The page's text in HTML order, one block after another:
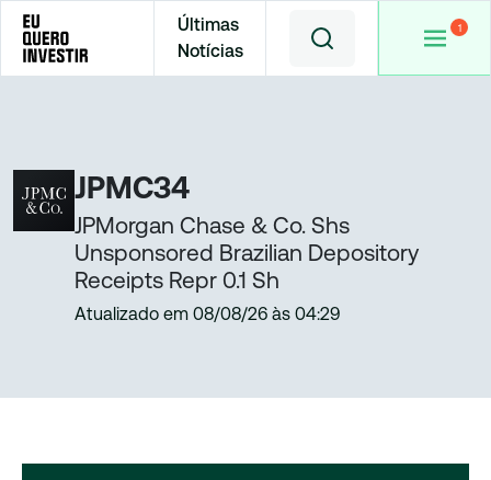
Últimas
Notícias
Home Cotações
JPMC34
JPMorgan Chase & Co. Shs
Unsponsored Brazilian Depository
Receipts Repr 0.1 Sh
Atualizado em 08/08/26 às 04:29